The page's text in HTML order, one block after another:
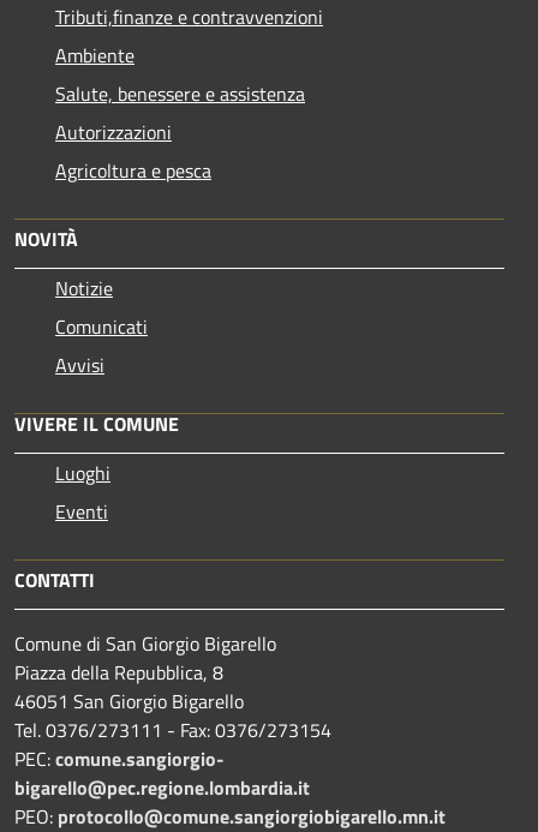
Tributi,finanze e contravvenzioni
Ambiente
Salute, benessere e assistenza
Autorizzazioni
Agricoltura e pesca
NOVITÀ
Notizie
Comunicati
Avvisi
VIVERE IL COMUNE
Luoghi
Eventi
CONTATTI
Comune di San Giorgio Bigarello
Piazza della Repubblica, 8
46051 San Giorgio Bigarello
Tel. 0376/273111 - Fax: 0376/273154
PEC:comune.sangiorgio-
bigarello@pec.regione.lombardia.it
PEO: protocollo@comune.sangiorgiobigarello.mn.it